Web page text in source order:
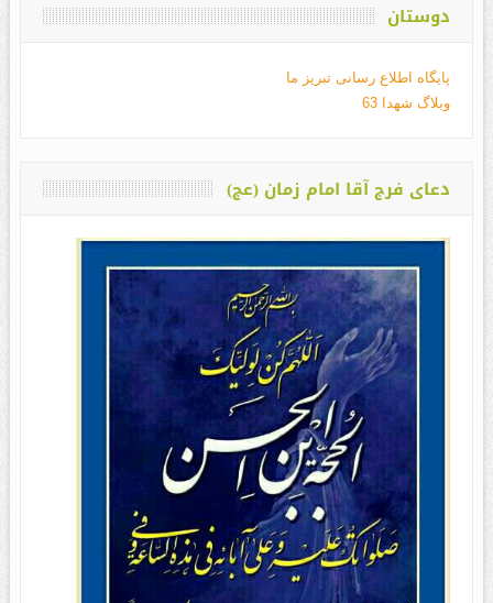
دوستان
پایگاه اطلاع رسانی تبریز ما
وبلاگ شهدا 63
دعای فرج آقا امام زمان (عج)